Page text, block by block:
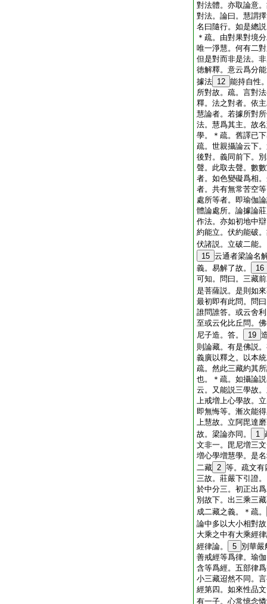
對法體。亦取論意
對法。論曰。慧謂
名曰隨行。如是總
＊疏。由對果對境
唯一淨慧。何有二
但是對而非是法。
徳解釋。意云爲分
據法 12 能持自性
所對故。疏。言對
釋。法之對者。依
慧論者。若據所對
法。慧爲其主。故
學。＊疏。舊譯已
疏。世親攝論云下
後對。義同前下。
聲。此取去聲。數
者。如色變礙爲相
者。共有無常苦空
處所等者。即瑜伽
體論處所。論據論
作法。亦如初地中
約能立。伏約能破
伏諸説。立破二能
15 云通者梁論名
義。易解了故。
16
可知。問曰。三藏
是菩薩説。是則如
最初即有此問。問
誰問誰答。或云舍
至或云化比丘問。
尼子造。答。
19
則論藏。有是佛説
義廣以釋之。以本
疏。然此三藏約其
也。＊疏。如攝論
云。又能説三學故
上戒増上心學故。
即無悔等。漸次能
上慧故。立阿毘達
故。梁論亦同。
1
文非一。毘尼増三
増心學増慧學。是
二藏 2 等。疏文有
三故。莊嚴下引證
於中分三。初正出
別故下。出三乘三
成二藏之義。＊疏。
論中多以大小相對
大乘之中有大乘經
經律論。
5 別華嚴
善戒經等爲律。瑜
含等爲經。五部律
小三藏迢然不同。
經第四。如來性品
有一子。心常憶念